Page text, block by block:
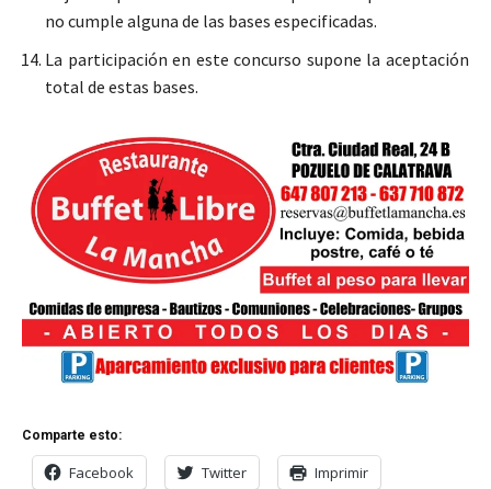
no cumple alguna de las bases especificadas.
La participación en este concurso supone la aceptación
total de estas bases.
Comparte esto:
Facebook Twitter Imprimir